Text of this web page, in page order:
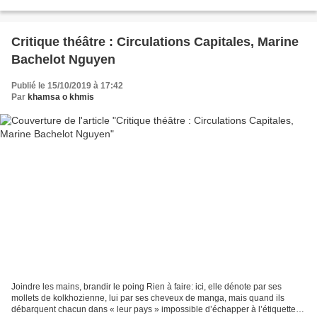
Critique théâtre : Circulations Capitales, Marine
Bachelot Nguyen
Publié le 15/10/2019 à 17:42
Par khamsa o khmis
Joindre les mains, brandir le poing Rien à faire: ici, elle dénote par ses
mollets de kolkhozienne, lui par ses cheveux de manga, mais quand ils
débarquent chacun dans « leur pays » impossible d’échapper à l’étiquette